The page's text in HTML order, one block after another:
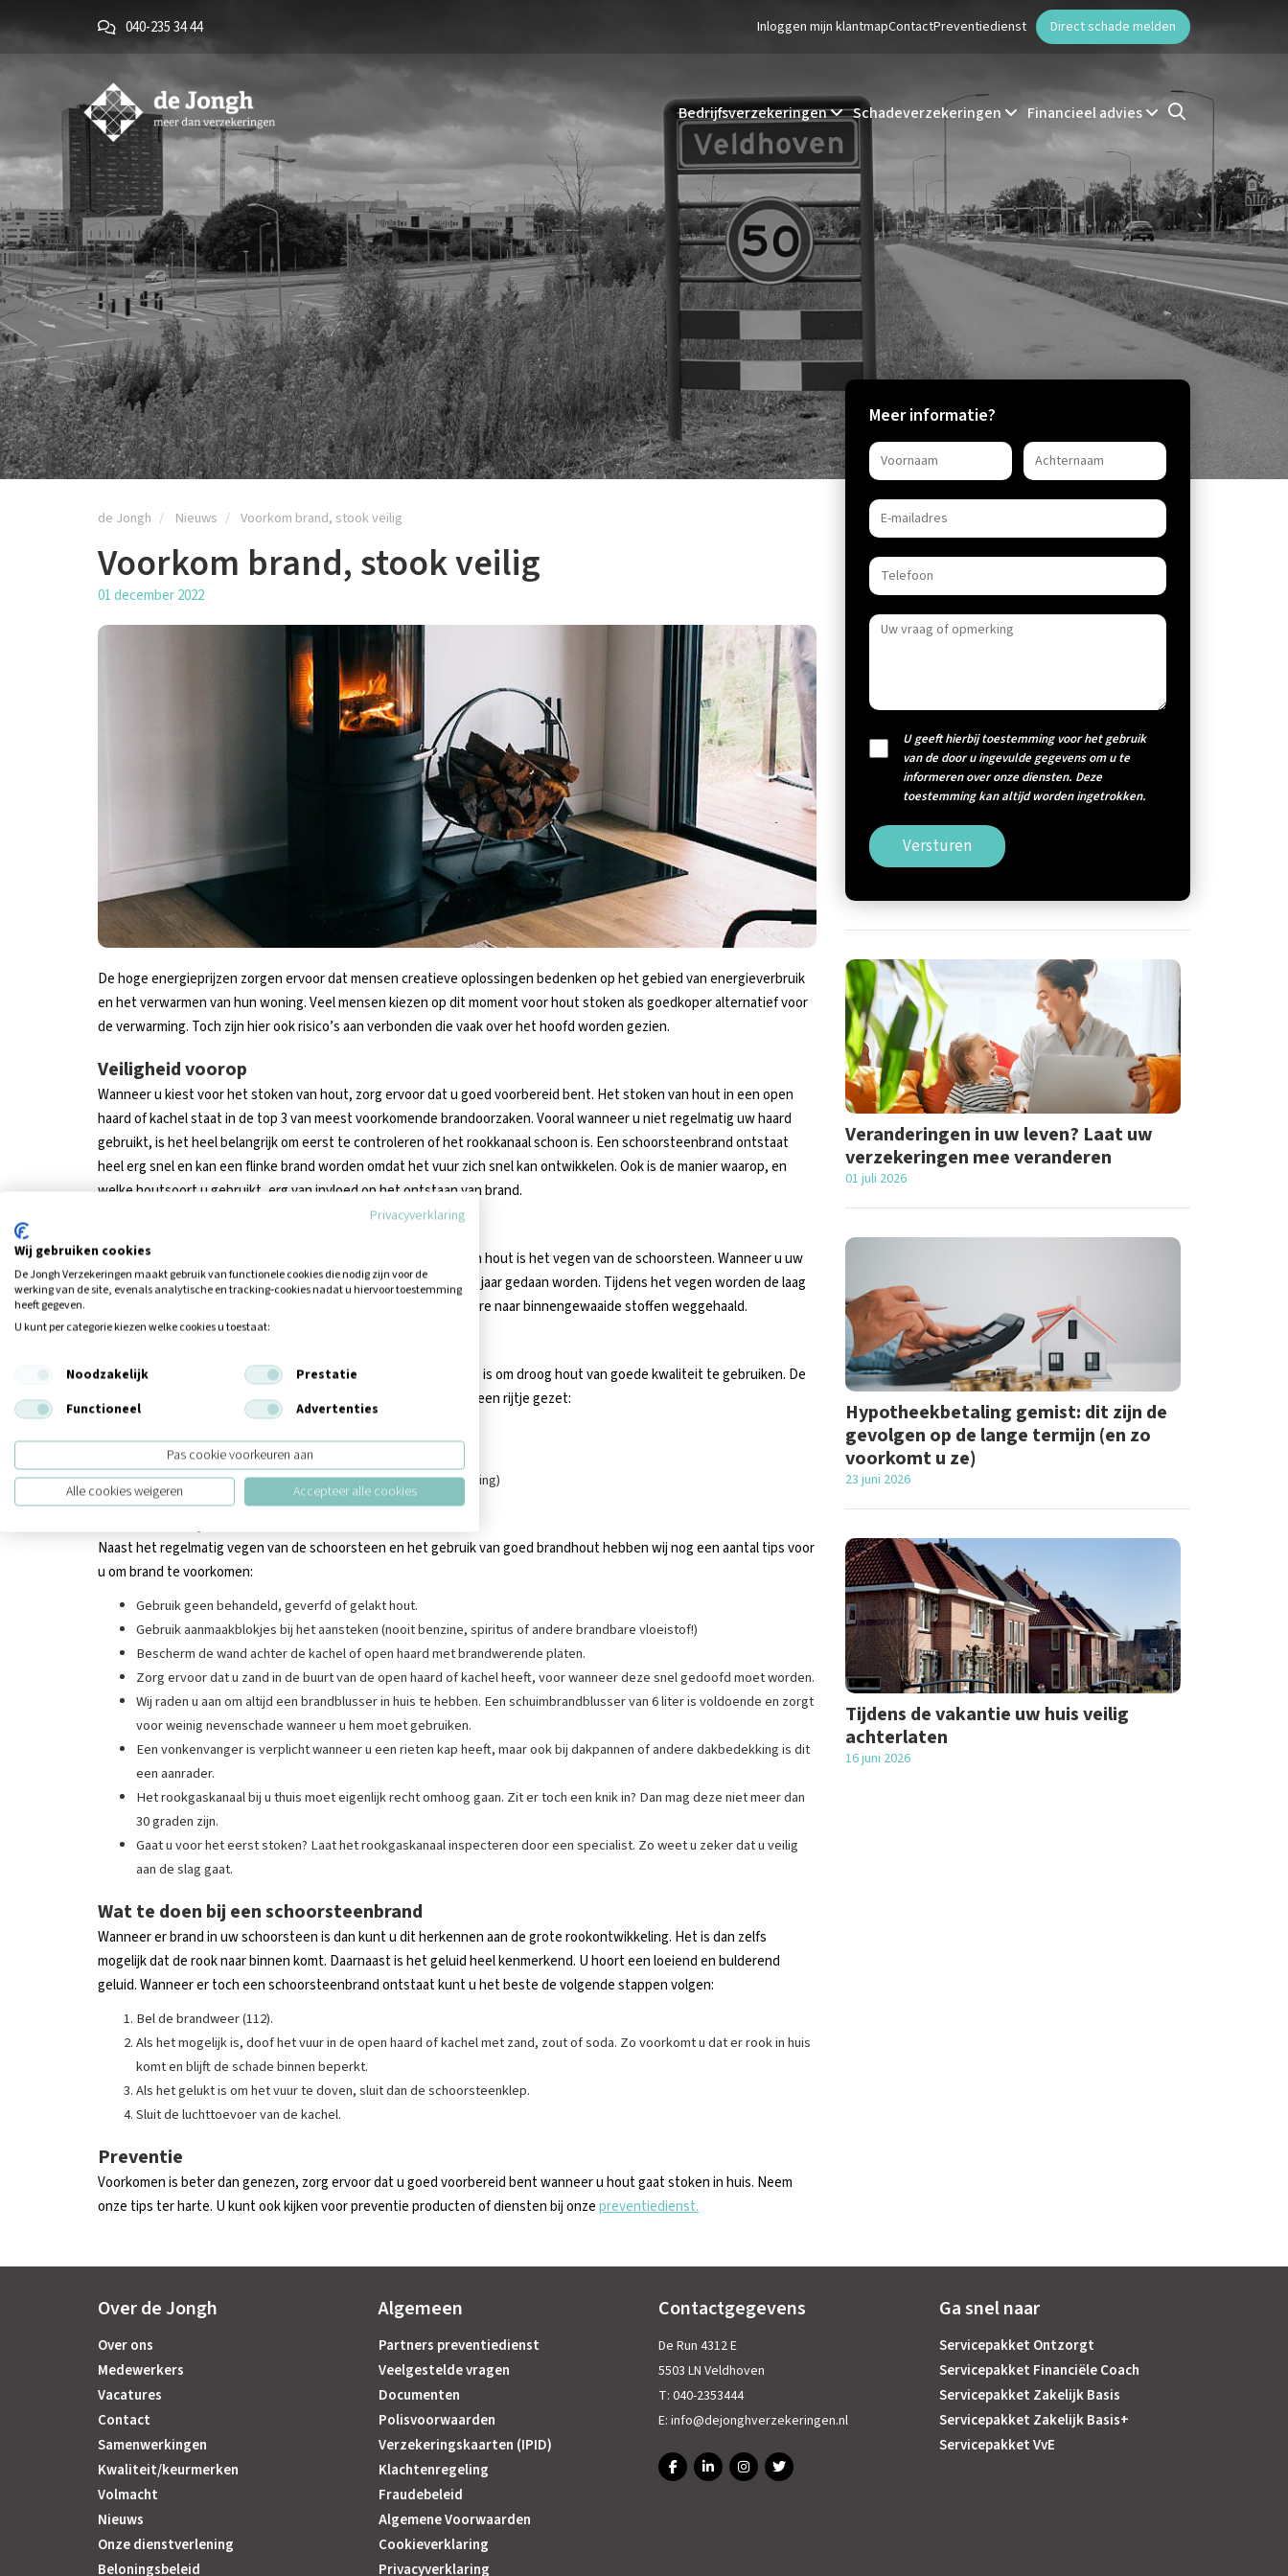
040-235 34 44 Inloggen mijn klantmapContactPreventiedienst Direct schade melden
Bedrijfsverzekeringen Schadeverzekeringen Financieel advies
de Jongh Nieuws Voorkom brand, stook veilig
Voorkom brand, stook veilig
01 december 2022
De hoge energieprijzen zorgen ervoor dat mensen creatieve oplossingen bedenken op het gebied van energieverbruik
en het verwarmen van hun woning. Veel mensen kiezen op dit moment voor hout stoken als goedkoper alternatief voor
de verwarming. Toch zijn hier ook risico’s aan verbonden die vaak over het hoofd worden gezien.
Veiligheid voorop
Wanneer u kiest voor het stoken van hout, zorg ervoor dat u goed voorbereid bent. Het stoken van hout in een open
haard of kachel staat in de top 3 van meest voorkomende brandoorzaken. Vooral wanneer u niet regelmatig uw haard
gebruikt, is het heel belangrijk om eerst te controleren of het rookkanaal schoon is. Een schoorsteenbrand ontstaat
heel erg snel en kan een flinke brand worden omdat het vuur zich snel kan ontwikkelen. Ook is de manier waarop, en
welke houtsoort u gebruikt, erg van invloed op het ontstaan van brand.
Het belangrijkste bij het voorkomen van brand bij het stoken van hout is het vegen van de schoorsteen. Wanneer u uw
haard of kachel regelmatig gebruikt moet dit minimaal 1 keer per jaar gedaan worden. Tijdens het vegen worden de laag
aangekoekte, onverbrande deeltjes, de blaadjes, takjes en andere naar binnengewaaide stoffen weggehaald.
Er zijn natuurlijk heel veel verschillende soorten hout. Het beste is om droog hout van goede kwaliteit te gebruiken. De
drie houtsoorten die u het beste kunt gebruiken hebben wij op een rijtje gezet:
Essenhout (brandt traag)
Eikenhout (brandt traag en zorgt voor weinig rookontwikkeling)
Naast het regelmatig vegen van de schoorsteen en het gebruik van goed brandhout hebben wij nog een aantal tips voor
u om brand te voorkomen:
Gebruik geen behandeld, geverfd of gelakt hout.
Gebruik aanmaakblokjes bij het aansteken (nooit benzine, spiritus of andere brandbare vloeistof!)
Bescherm de wand achter de kachel of open haard met brandwerende platen.
Zorg ervoor dat u zand in de buurt van de open haard of kachel heeft, voor wanneer deze snel gedoofd moet worden.
Wij raden u aan om altijd een brandblusser in huis te hebben. Een schuimbrandblusser van 6 liter is voldoende en zorgt
voor weinig nevenschade wanneer u hem moet gebruiken.
Een vonkenvanger is verplicht wanneer u een rieten kap heeft, maar ook bij dakpannen of andere dakbedekking is dit
een aanrader.
Het rookgaskanaal bij u thuis moet eigenlijk recht omhoog gaan. Zit er toch een knik in? Dan mag deze niet meer dan
30 graden zijn.
Gaat u voor het eerst stoken? Laat het rookgaskanaal inspecteren door een specialist. Zo weet u zeker dat u veilig
aan de slag gaat.
Wat te doen bij een schoorsteenbrand
Wanneer er brand in uw schoorsteen is dan kunt u dit herkennen aan de grote rookontwikkeling. Het is dan zelfs
mogelijk dat de rook naar binnen komt. Daarnaast is het geluid heel kenmerkend. U hoort een loeiend en bulderend
geluid. Wanneer er toch een schoorsteenbrand ontstaat kunt u het beste de volgende stappen volgen:
Bel de brandweer (112).
Als het mogelijk is, doof het vuur in de open haard of kachel met zand, zout of soda. Zo voorkomt u dat er rook in huis
komt en blijft de schade binnen beperkt.
Als het gelukt is om het vuur te doven, sluit dan de schoorsteenklep.
Sluit de luchttoevoer van de kachel.
Preventie
Voorkomen is beter dan genezen, zorg ervoor dat u goed voorbereid bent wanneer u hout gaat stoken in huis. Neem
onze tips ter harte. U kunt ook kijken voor preventie producten of diensten bij onzepreventiedienst.
Meer informatie?
U geeft hierbij toestemming voor het gebruik
van de door u ingevulde gegevens om u te
informeren over onze diensten. Deze
toestemming kan altijd worden ingetrokken.
Versturen
Veranderingen in uw leven? Laat uw
verzekeringen mee veranderen
01 juli 2026
Hypotheekbetaling gemist: dit zijn de
gevolgen op de lange termijn (en zo
voorkomt u ze)
23 juni 2026
Tijdens de vakantie uw huis veilig
achterlaten
16 juni 2026
Over de Jongh
Over ons
Medewerkers
Vacatures
Contact
Samenwerkingen
Kwaliteit/keurmerken
Volmacht
Nieuws
Onze dienstverlening
Beloningsbeleid
Algemeen
Partners preventiedienst
Veelgestelde vragen
Documenten
Polisvoorwaarden
Verzekeringskaarten (IPID)
Klachtenregeling
Fraudebeleid
Algemene Voorwaarden
Cookieverklaring
Privacyverklaring
Contactgegevens
De Run 4312 E
5503 LN Veldhoven
T: 040-2353444
E: info@dejonghverzekeringen.nl
Ga snel naar
Servicepakket Ontzorgt
Servicepakket Financiële Coach
Servicepakket Zakelijk Basis
Servicepakket Zakelijk Basis+
Servicepakket VvE
Privacyverklaring
Wij gebruiken cookies
De Jongh Verzekeringen maakt gebruik van functionele cookies die nodig zijn voor de
werking van de site, evenals analytische en tracking‑cookies nadat u hiervoor toestemming
heeft gegeven.
U kunt per categorie kiezen welke cookies u toestaat:
Noodzakelijk
Prestatie
Functioneel
Advertenties
Pas cookie voorkeuren aan
Alle cookies weigeren
Accepteer alle cookies